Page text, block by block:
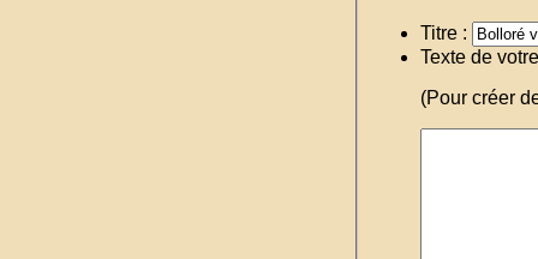
Titre :
Texte de
(Pour créer